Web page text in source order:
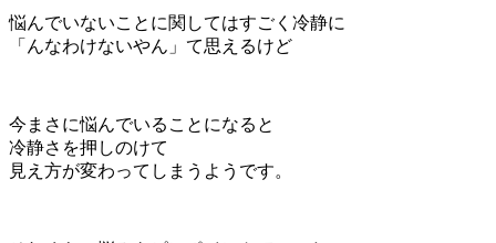
悩んでいないことに関してはすごく冷静に
「んなわけないやん」て思えるけど
今まさに悩んでいることになると
冷静さを押しのけて
見え方が変わってしまうようです。